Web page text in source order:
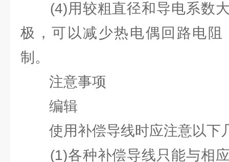
(4)用较粗直径和导电系数大
极，可以减少热电偶回路电阻
制。
注意事项
编辑
使用补偿导线时应注意以下
(1)各种补偿导线只能与相应